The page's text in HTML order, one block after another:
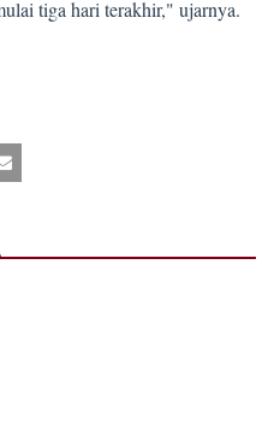
tiga hari terakhir," ujarnya.